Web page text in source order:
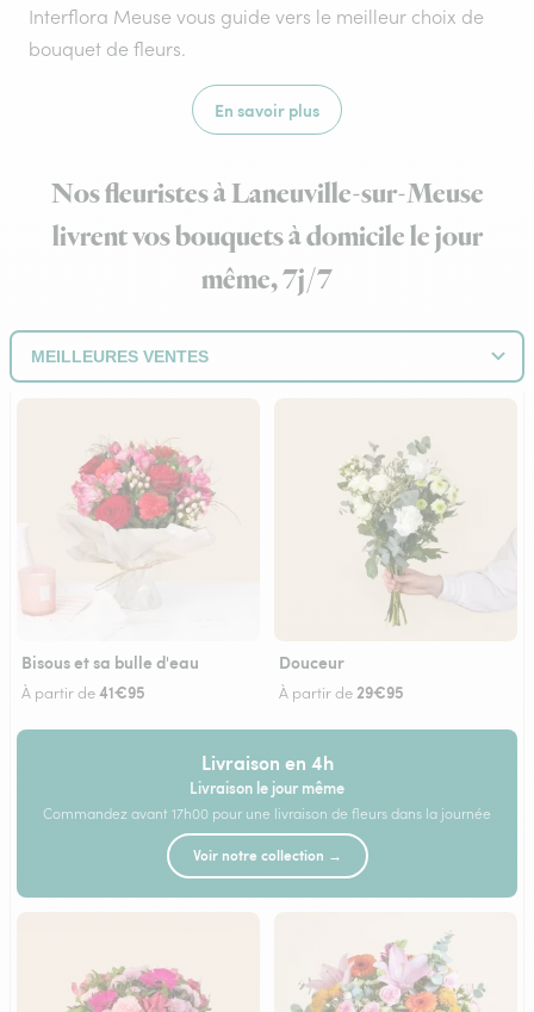
Interflora Meuse vous guide vers le meilleur choix de
bouquet de fleurs.
En savoir plus
Nos fleuristes à Laneuville-sur-Meuse
livrent vos bouquets à domicile le jour
même, 7j/7
Bisous et sa bulle d'eau
À partir de41€95
Douceur
À partir de 29€95
Livraison en 4h
Livraison le jour même
Commandez avant 17h00 pour une livraison de fleurs dans la journée
Voir notre collection →